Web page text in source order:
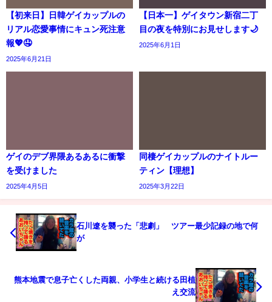
【初来日】日韓ゲイカップルの
リアル恋愛事情にキュン死注意
報💖🤤
2025年6月21日
【日本一】ゲイタウン新宿二丁
目の夜を特別にお見せします🌙
2025年6月1日
ゲイのデブ界隈あるあるに衝撃
を受けました
2025年4月5日
同棲ゲイカップルのナイトルー
ティン【理想】
2025年3月22日
石川遼を襲った「悲劇」 ツアー最少記録の地で何
が
熊本地震で息子亡くした両親、小学生と続ける田植
え交流